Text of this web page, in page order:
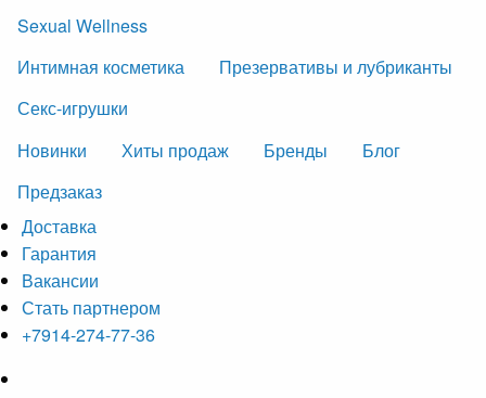
Sexual Wellness
Интимная косметика
Презервативы и лубриканты
Секс-игрушки
Новинки
Хиты продаж Бренды
Блог
Предзаказ
Доставка
Гарантия
Вакансии
Стать партнером
+7914-274-77-36